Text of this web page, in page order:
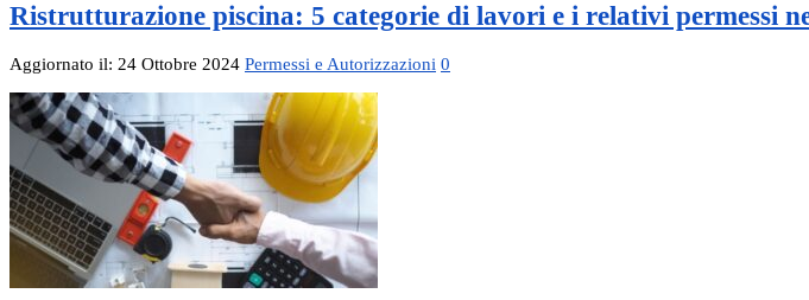
Ristrutturazione piscina: 5 categorie di lavori e i relativi permessi
Aggiornato il: 24 Ottobre 2024 Permessi e Autorizzazioni 0